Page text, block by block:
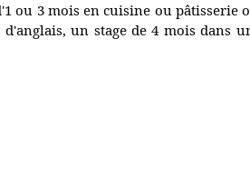
ou 3 mois en cuisine ou pâtisserie
un stage de 4 mois dans